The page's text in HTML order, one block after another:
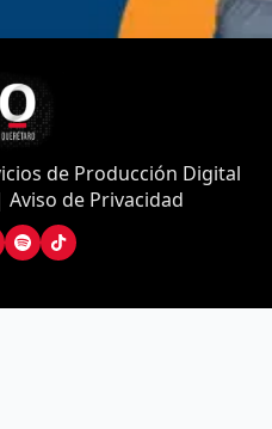
de Producción Digital
de Privacidad